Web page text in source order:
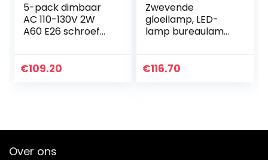
5-pack dimbaar
AC 110-130V 2W
A60 E26 schroef
gloeilampen
€109.20
Zwevende
gloeilamp, LED-
lamp bureaulamp,
zwevende
€116.70
Over ons